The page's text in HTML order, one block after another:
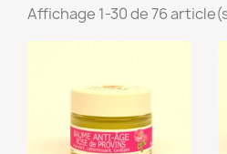
Affichage 1-30 de 76